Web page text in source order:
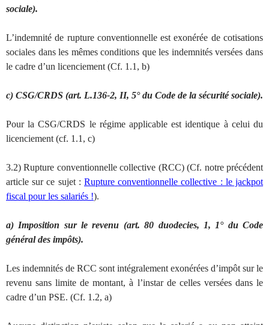
sociale).
L’indemnité de rupture conventionnelle est exonérée de cotisations
sociales dans les mêmes conditions que les indemnités versées dans
le cadre d’un licenciement (Cf. 1.1, b)
c) CSG/CRDS (art. L.136-2, II, 5° du Code de la sécurité sociale).
Pour la CSG/CRDS le régime applicable est identique à celui du
licenciement (cf. 1.1, c)
3.2) Rupture conventionnelle collective (RCC) (Cf. notre précédent
article sur ce sujet : Rupture conventionnelle collective : le jackpot
fiscal pour les salariés !).
a) Imposition sur le revenu (art. 80 duodecies, 1, 1° du Code
général des impôts).
Les indemnités de RCC sont intégralement exonérées d’impôt sur le
revenu sans limite de montant, à l’instar de celles versées dans le
cadre d’un PSE. (Cf. 1.2, a)